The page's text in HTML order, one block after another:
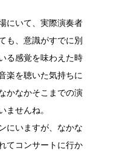
にいて、実際演奏者
も、意識がすでに別
る感覚を味わえた時
楽を聴いた気持ちに
かなかそこまでの演
ませんね。
にいますが、なかな
てコンサートに行か